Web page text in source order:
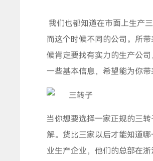
我们也都知道在市面上生产
而这个时候不同的公司。所
候肯定要找有实力的生产公
一些基本信息，希望能为你带
当你想要选择一家正规的三
解。货比三家以后才能知道
业生产企业，他们的总部在